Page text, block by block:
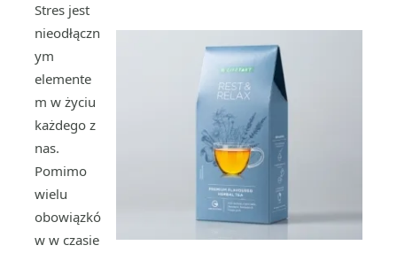
Stres jest
nieodłączn
ym
elemente
m w życiu
każdego z
nas.
Pomimo
wielu
obowiązkó
w w czasie